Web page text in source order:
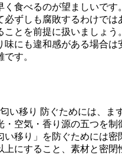
く食べるのが望ましいです
必ずしも腐敗するわけでは
ことを前提に扱いましょう
味にも違和感がある場合は
す。
い移り 防ぐためには、ま
・空気・香り源の五つを制
い移り」を防ぐためには密
上にすること、素材と密閉